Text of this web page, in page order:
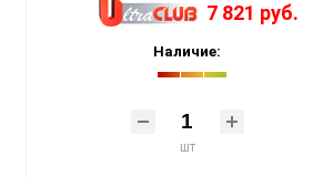
7 821 руб.
Наличие:
шт